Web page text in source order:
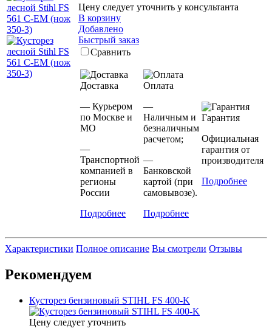
Цену следует уточнить у консультанта
В корзину
Добавлено
Быстрый заказ
Сравнить
Доставка
— Курьером
по Москве и
МО
—
Транспортной
компанией в
регионы
России
Подробнее
Оплата
—
Наличным и
безналичным
расчетом;
—
Банковской
картой (при
самовывозе).
Подробнее
Гарантия
Официальная
гарантия от
производителя
Подробнее
Характеристики Полное описание Вы смотрели Отзывы
Рекомендуем
Кусторез бензиновый STIHL FS 400-K
Цену следует уточнить